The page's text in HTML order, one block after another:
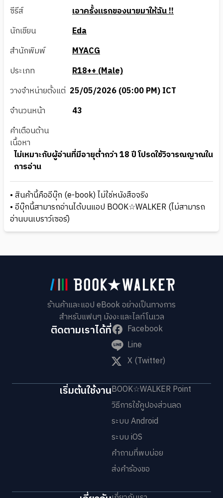
ซีรีส์
เอาครั้งแรกของนายมาให้ฉัน !!
นักเขียน
Eda
สำนักพิมพ์
MYACG
ประเภท
R18++ (Male)
วางจำหน่ายตั้งแต่ 25/05/2026 (05:00 PM) ICT
จำนวนหน้า
43
คำเตือนด้าน
เนื้อหา
ไม่เหมาะกับผู้อ่านที่มีอายุต่ำกว่า 18 ปี โปรดใช้วิจารณญาณใน
การอ่าน
• สินค้านี้คืออีบุ๊ก (e-book) ไม่ใช่หนังสือจริง
• อีบุ๊กนี้สามารถอ่านได้บนแอป BOOK☆WALKER (ไม่สามารถ
อ่านบนเบราว์เซอร์)
ร้านค้าและแอป eBook อย่างเป็นทางการ
สำหรับแฟนๆ มังงะและไลท์โนเวล
ติดตามเราได้ที่
Facebook
Line
X (Twitter)
เริ่มต้นใช้งานBOOK☆WALKER Point
วิธีการใช้คูปองส่วนลด
ระบบ Android
ระบบ iOS
คำถามที่พบบ่อย
ส่งคำร้องขอ